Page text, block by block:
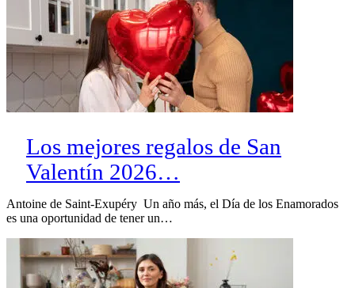
Los mejores regalos de San
Valentín 2026…
Antoine de Saint-Exupéry Un año más, el Día de los Enamorados
es una oportunidad de tener un…